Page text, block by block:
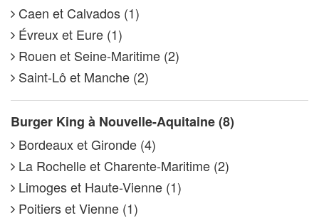
Caen et Calvados (1)
Évreux et Eure (1)
Rouen et Seine-Maritime (2)
Saint-Lô et Manche (2)
Burger King à Nouvelle-Aquitaine (8)
Bordeaux et Gironde (4)
La Rochelle et Charente-Maritime (2)
Limoges et Haute-Vienne (1)
Poitiers et Vienne (1)